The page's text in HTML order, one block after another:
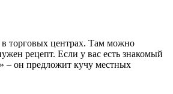
в торговых центрах. Там можно
рецепт. Если у вас есть знакомый
– он предложит кучу местных